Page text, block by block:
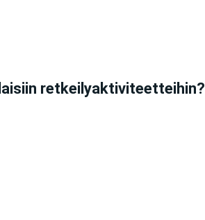
retkeilyaktiviteetteihin?